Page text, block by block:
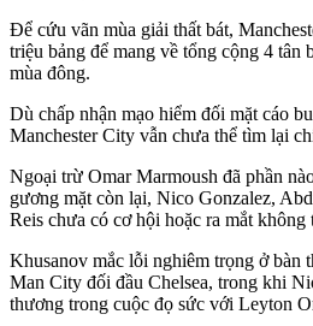
Để cứu vãn mùa giải thất bát,
triệu bảng để mang về tổng cộng 4
mùa đông.
Dù chấp nhận mạo hiểm đối mặt cáo
Manchester City vẫn chưa thể tìm lại
Ngoại trừ Omar Marmoush đã phần
gương mặt còn lại, Nico Gonzalez,
Reis chưa có cơ hội hoặc ra mắt không
Khusanov mắc lỗi nghiêm trọng ở bàn
Man City đối đầu Chelsea, trong khi
thương trong cuộc đọ sức với Leyton